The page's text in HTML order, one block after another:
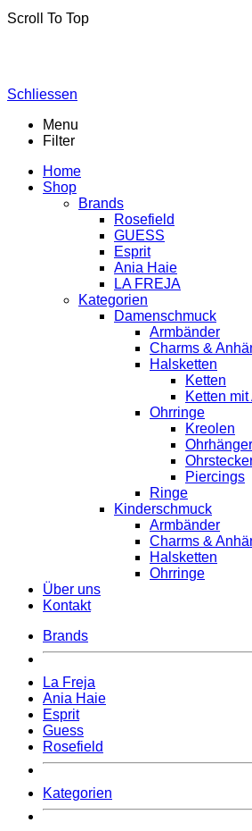
Scroll To Top
Schliessen
Menu
Filter
Home
Shop
Brands
Rosefield
GUESS
Esprit
Ania Haie
LA FREJA
Kategorien
Damenschmuck
Armbänder
Charms &
Halsketten
Ketten
Ketten
Ohrringe
Kreolen
Ohrhänger
Piercings
Ringe
Kinderschmuck
Armbänder
Charms &
Halsketten
Ohrringe
Über uns
Kontakt
Brands
La Freja
Ania Haie
Esprit
Guess
Rosefield
Kategorien